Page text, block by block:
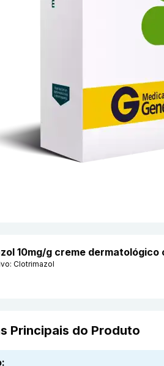
10mg/g creme dermatológico
Clotrimazol
Principais do Produto
: